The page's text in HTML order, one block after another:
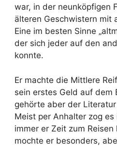
war, in der neunköpfigen
älteren Geschwistern mit
Eine im besten Sinne
der sich jeder auf den
konnte.
Er machte die Mittlere
sein erstes Geld auf dem
gehörte aber der
Meist per Anhalter zog
immer er Zeit zum Reisen
mochte er besonders,